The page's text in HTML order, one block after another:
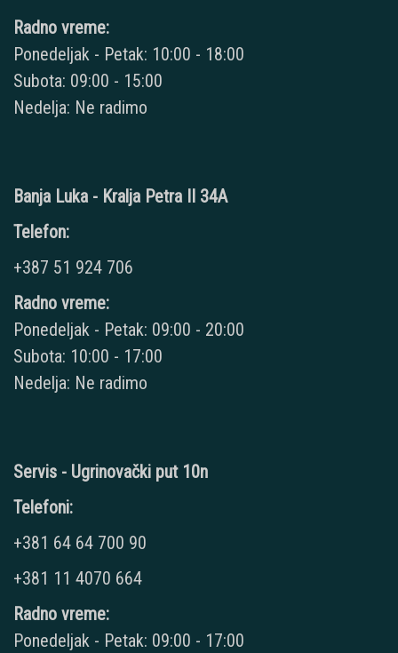
Radno vreme:
Ponedeljak - Petak: 10:00 - 18:00
Subota: 09:00 - 15:00
Nedelja: Ne radimo
Banja Luka - Kralja Petra II 34A
Telefon:
+387 51 924 706
Radno vreme:
Ponedeljak - Petak: 09:00 - 20:00
Subota: 10:00 - 17:00
Nedelja: Ne radimo
Servis - Ugrinovački put 10n
Telefoni:
+381 64 64 700 90
+381 11 4070 664
Radno vreme:
Ponedeljak - Petak: 09:00 - 17:00